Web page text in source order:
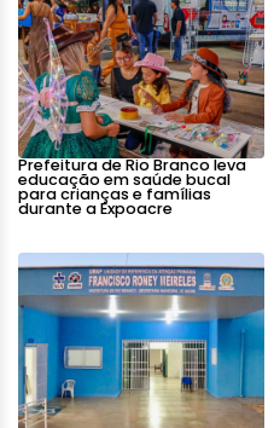
Prefeitura de Rio Branco leva
educação em saúde bucal
para crianças e famílias
durante a Expoacre